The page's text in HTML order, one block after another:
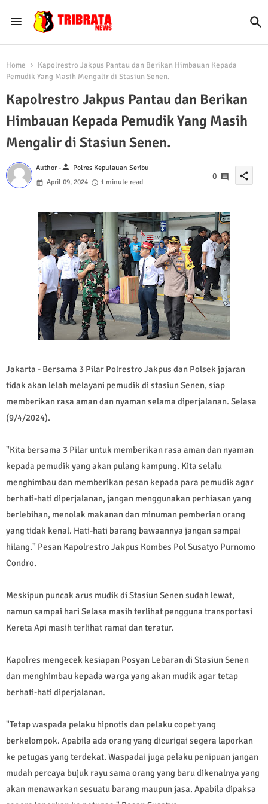
Home
Kapolrestro Jakpus Pantau dan Berikan Himbauan Kepada
Pemudik Yang Masih Mengalir di Stasiun Senen.
Kapolrestro Jakpus Pantau dan Berikan
Himbauan Kepada Pemudik Yang Masih
Mengalir di Stasiun Senen.
Author -person Polres Kepulauan Seribu
April 09, 2024
1 minute read
0 share
Jakarta - Bersama 3 Pilar Polrestro Jakpus dan Polsek jajaran
tidak akan lelah melayani pemudik di stasiun Senen, siap
memberikan rasa aman dan nyaman selama diperjalanan. Selasa
(9/4/2024).
"Kita bersama 3 Pilar untuk memberikan rasa aman dan nyaman
kepada pemudik yang akan pulang kampung. Kita selalu
menghimbau dan memberikan pesan kepada para pemudik agar
berhati-hati diperjalanan, jangan menggunakan perhiasan yang
berlebihan, menolak makanan dan minuman pemberian orang
yang tidak kenal. Hati-hati barang bawaannya jangan sampai
hilang." Pesan Kapolrestro Jakpus Kombes Pol Susatyo Purnomo
Condro.
Meskipun puncak arus mudik di Stasiun Senen sudah lewat,
namun sampai hari Selasa masih terlihat pengguna transportasi
Kereta Api masih terlihat ramai dan teratur.
Kapolres mengecek kesiapan Posyan Lebaran di Stasiun Senen
dan menghimbau kepada warga yang akan mudik agar tetap
berhati-hati diperjalanan.
"Tetap waspada pelaku hipnotis dan pelaku copet yang
berkelompok. Apabila ada orang yang dicurigai segera laporkan
ke petugas yang terdekat. Waspadai juga pelaku penipuan jangan
mudah percaya bujuk rayu sama orang yang baru dikenalnya yang
akan menawarkan sesuatu barang maupun jasa. Apabila dipaksa